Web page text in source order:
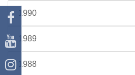
1990
1989
1988